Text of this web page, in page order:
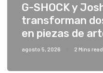
G-SHOCK y
transforman
en piezas de
agosto 5, 2026 2 Mins read